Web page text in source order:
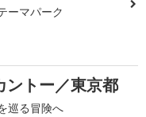
ーマパーク
ントー／東京都
巡る冒険へ